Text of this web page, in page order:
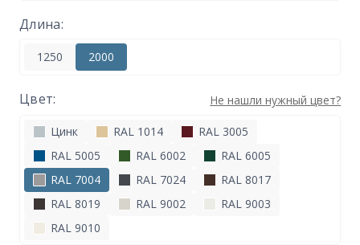
Длина:
1250 2000
Цвет: Не нашли нужный цвет?
Цинк RAL 1014
RAL 3005
RAL 5005
RAL 6002
RAL 6005
RAL 7004
RAL 7024
RAL 8017
RAL 8019
RAL 9002
RAL 9003
RAL 9010